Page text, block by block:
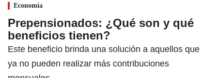
Economía
Prepensionados: ¿Qué son y qué
beneficios tienen?
Este beneficio brinda una solución a aquellos que
ya no pueden realizar más contribuciones